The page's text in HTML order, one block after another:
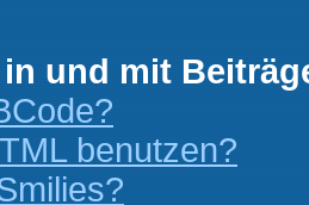
in und mit
benutzen?